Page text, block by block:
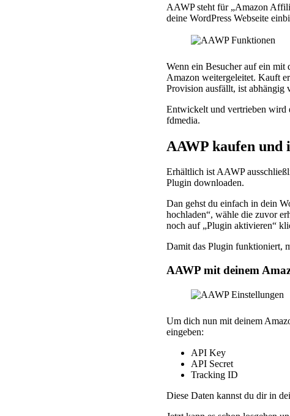
AAWP steht für „Amazon
deine WordPress Webseite
Wenn ein Besucher auf ein
Amazon weitergeleitet. Kauft
Provision ausfällt, ist abhängig
Entwickelt und vertrieben wird
fdmedia.
AAWP kaufen und
Erhältlich ist AAWP
Plugin downloaden.
Dan gehst du einfach in dein
hochladen“, wähle die zuvor
noch auf „Plugin aktivieren“
Damit das Plugin funktioniert,
AAWP mit deinem
Um dich nun mit deinem
eingeben:
API Key
API Secret
Tracking ID
Diese Daten kannst du dir in